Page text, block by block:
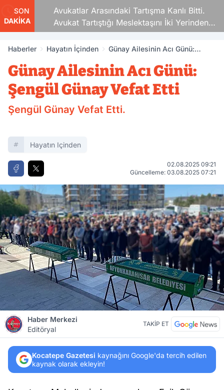
SON
DAKİKA
Avukatlar Arasındaki Tartışma Kanlı Bitti.
Avukat Tartıştığı Meslektaşını İki Yerinden
Vurdu
Haberler Hayatın İçinden
Günay Ailesinin Acı Günü:
Günay Ailesinin Acı Günü:
Şengül Günay Vefat Etti
Şengül Günay Vefat Etti.
Hayatın Içinden
02.08.2025 09:21
Güncelleme: 03.08.2025 07:21
Haber Merkezi
Editöryal
TAKİP ET
Kocatepe Gazetesi kaynağını Google'da tercih edilen
kaynak olarak ekleyin!